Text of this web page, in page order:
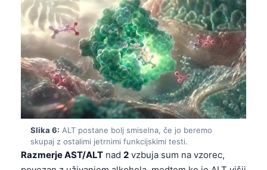
Slika 6: ALT postane bolj smiselna, če jo beremo
skupaj z ostalimi jetrnimi funkcijskimi testi.
Razmerje AST/ALT nad 2 vzbuja sum na vzorec,
Latviešu valoda
Македонски јазик
Euskara
Gàidhlig
Occitan
العربية المغربية
Afrikaans
Монгол